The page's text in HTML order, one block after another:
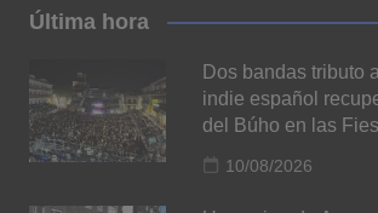
Última hora
Dos bandas tributo
indie español
del Búho en las
10/08/2026